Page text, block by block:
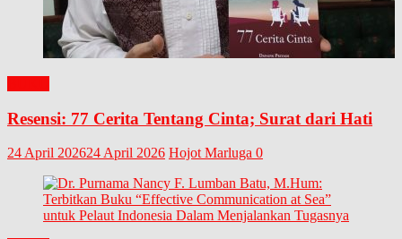
Resensi: 77 Cerita Tentang Cinta; Surat dari Hati
24 April 202624 April 2026 Hojot Marluga 0